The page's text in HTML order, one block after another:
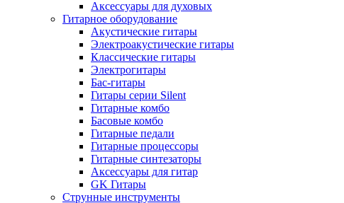
Аксессуары для духовых
Гитарное оборудование
Акустические гитары
Электроакустические гитары
Классические гитары
Электрогитары
Бас-гитары
Гитары серии Silent
Гитарные комбо
Басовые комбо
Гитарные педали
Гитарные процессоры
Гитарные синтезаторы
Аксессуары для гитар
GK Гитары
Струнные инструменты